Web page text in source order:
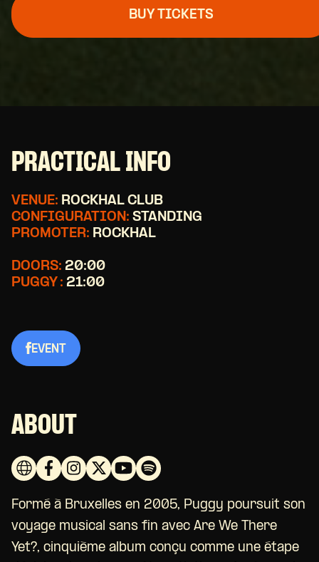
BUY TICKETS
PRACTICAL INFO
VENUE: ROCKHAL CLUB
CONFIGURATION: STANDING
PROMOTER: ROCKHAL
DOORS: 20:00
PUGGY : 21:00
EVENT
ABOUT
Formé à Bruxelles en 2005, Puggy poursuit son
voyage musical sans fin avec Are We There
Yet?, cinquième album conçu comme une étape